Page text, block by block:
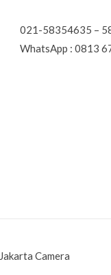
021-58354635 –
WhatsApp : 0813
Jakarta Camera